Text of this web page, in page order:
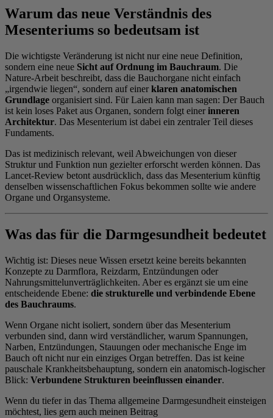
Warum das neue Verständnis des
Mesenteriums so bedeutsam ist
Die wichtigste Veränderung ist nicht nur eine neue Definition,
sondern eine neue Sicht auf Ordnung im Bauchraum. Die
Nature-Arbeit beschreibt, dass die Bauchorgane nicht einfach
„irgendwie liegen“, sondern auf einer klaren anatomischen
Grundlage organisiert sind. Für Laien kann man sagen: Der Bauch
ist kein loses Paket aus Organen, sondern folgt einer inneren
Architektur. Das Mesenterium ist dabei ein zentraler Teil dieses
Fundaments.
Das ist medizinisch relevant, weil Abweichungen von dieser
Struktur und Funktion nun gezielter erforscht werden können. Das
Lancet-Review betont ausdrücklich, dass das Mesenterium künftig
denselben wissenschaftlichen Fokus bekommen sollte wie andere
Organe und Organsysteme.
Was das für die Darmgesundheit bedeutet
Wichtig ist: Dieses neue Wissen ersetzt keine bereits bekannten
Konzepte zu Darmflora, Reizdarm, Entzündungen oder
Nahrungsmittelunverträglichkeiten. Aber es ergänzt sie um eine
entscheidende Ebene: die strukturelle und verbindende Ebene
des Bauchraums.
Wenn Organe nicht isoliert, sondern über das Mesenterium
verbunden sind, dann wird verständlicher, warum Spannungen,
Narben, Entzündungen, Stauungen oder mechanische Enge im
Bauch oft nicht nur ein einziges Organ betreffen. Das ist keine
pauschale Krankheitsbehauptung, sondern ein anatomisch-logischer
Blick: Verbundene Strukturen beeinflussen einander.
Wenn du tiefer in das Thema allgemeine Darmgesundheit einsteigen
möchtest, lies gern auch meinen Beitrag